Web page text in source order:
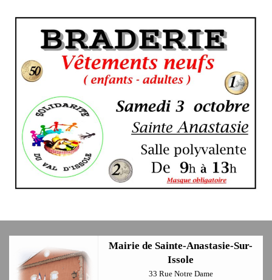
Mairie de Sainte-Anastasie-Sur-
Issole
33 Rue Notre Dame